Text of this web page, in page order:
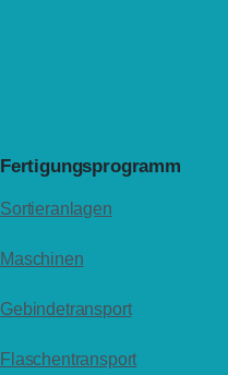
Fertigungsprogramm
Sortieranlagen
Maschinen
Gebindetransport
Flaschentransport